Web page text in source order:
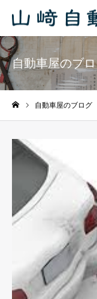
自動車屋のブ
自動車屋のブログ